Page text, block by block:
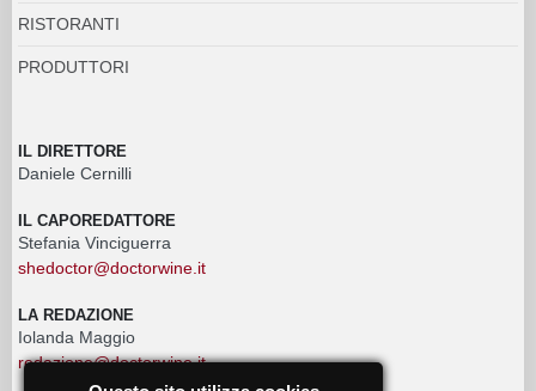
RISTORANTI
PRODUTTORI
IL DIRETTORE
Daniele Cernilli
IL CAPOREDATTORE
Stefania Vinciguerra
shedoctor@doctorwine.it
LA REDAZIONE
Iolanda Maggio
redazione@doctorwine.it